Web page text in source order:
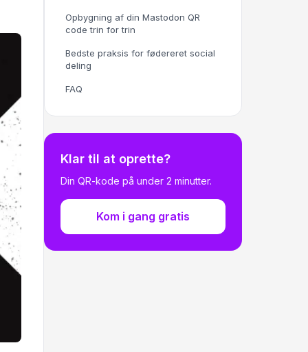
Opbygning af din Mastodon QR
code trin for trin
Bedste praksis for fødereret social
deling
FAQ
Klar til at oprette?
Din QR-kode på under 2 minutter.
Kom i gang gratis